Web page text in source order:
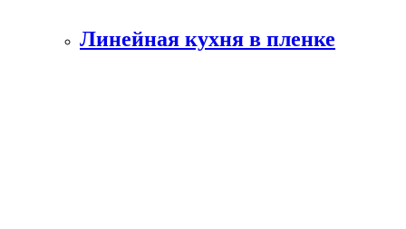
Линейная кухня в пленке